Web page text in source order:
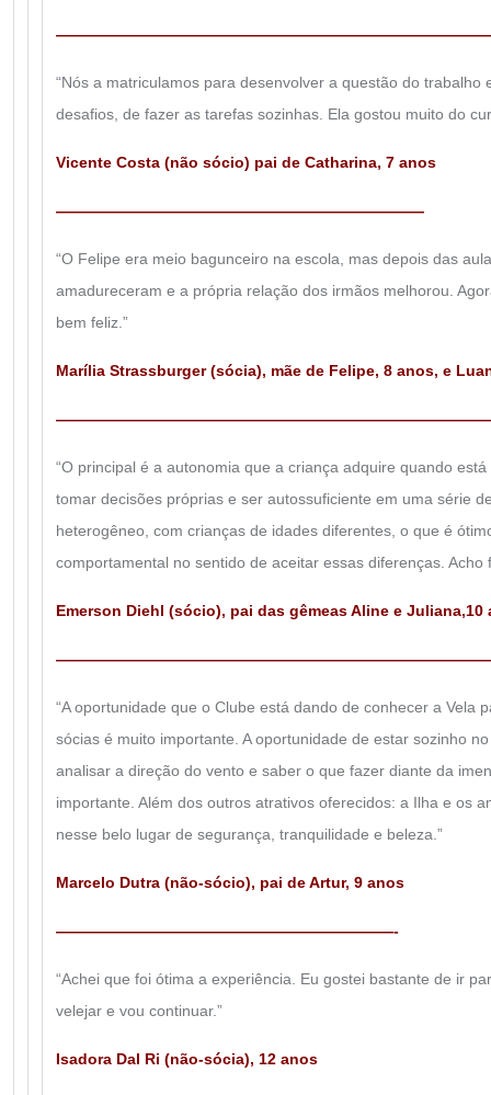
“Nós a matriculamos para desenvolver a questão do trabalho
desafios, de fazer as tarefas sozinhas. Ela gostou muito do
Vicente Costa (não sócio) pai de Catharina, 7 anos
————————————————————————
“O Felipe era meio bagunceiro na escola, mas depois das
amadureceram e a própria relação dos irmãos melhorou.
bem feliz.”
Marília Strassburger (sócia), mãe de Felipe, 8 anos, e
“O principal é a autonomia que a criança adquire quando
tomar decisões próprias e ser autossuficiente em uma série
heterogêneo, com crianças de idades diferentes, o que é
comportamental no sentido de aceitar essas diferenças. Acho
Emerson Diehl (sócio), pai das gêmeas Aline e Juliana,10
“A oportunidade que o Clube está dando de conhecer a Vela
sócias é muito importante. A oportunidade de estar sozinho
analisar a direção do vento e saber o que fazer diante da
importante. Além dos outros atrativos oferecidos: a Ilha e os
nesse belo lugar de segurança, tranquilidade e beleza.”
Marcelo Dutra (não-sócio), pai de Artur, 9 anos
——————————————————————-
“Achei que foi ótima a experiência. Eu gostei bastante de ir
velejar e vou continuar.”
Isadora Dal Ri (não-sócia), 12 anos